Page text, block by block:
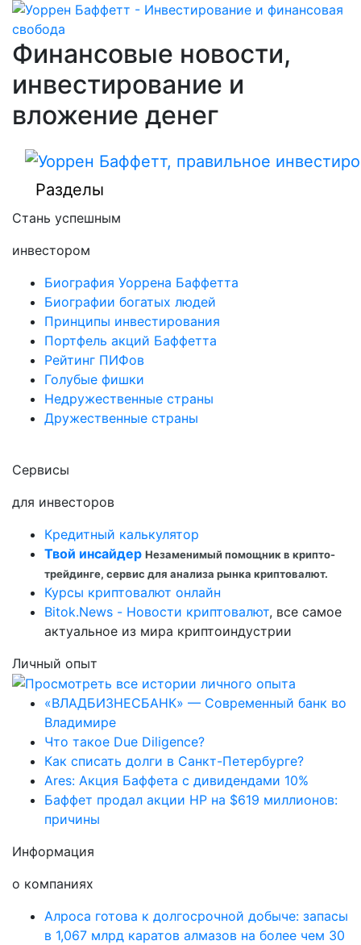
Финансовые новости,
инвестирование и
вложение денег
Разделы
Стань успешным
инвестором
Биография Уоррена Баффетта
Биографии богатых людей
Принципы инвестирования
Портфель акций Баффетта
Рейтинг ПИФов
Голубые фишки
Недружественные страны
Дружественные страны
Сервисы
для инвесторов
Кредитный калькулятор
Твой инсайдер Незаменимый помощник в крипто-
трейдинге, сервис для анализа рынка криптовалют.
Курсы криптовалют онлайн
Bitok.News - Новости криптовалют, все самое
актуальное из мира криптоиндустрии
Личный опыт
«ВЛАДБИЗНЕСБАНК» — Современный банк во
Владимире
Что такое Due Diligence?
Как списать долги в Санкт-Петербурге?
Ares: Акция Баффета с дивидендами 10%
Баффет продал акции HP на $619 миллионов:
причины
Информация
о компаниях
Алроса готова к долгосрочной добыче: запасы
в 1,067 млрд каратов алмазов на более чем 30